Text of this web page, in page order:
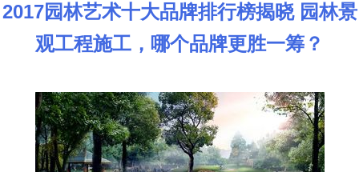
2017园林艺术十大品牌排行榜揭晓 园林景
观工程施工，哪个品牌更胜一筹？